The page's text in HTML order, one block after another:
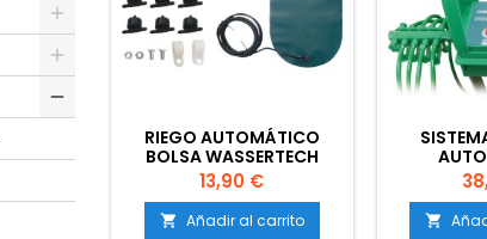
RIEGO AUTOMÁTICO
BOLSA WASSERTECH
Precio
13,90 €
 Añadir al carrito 